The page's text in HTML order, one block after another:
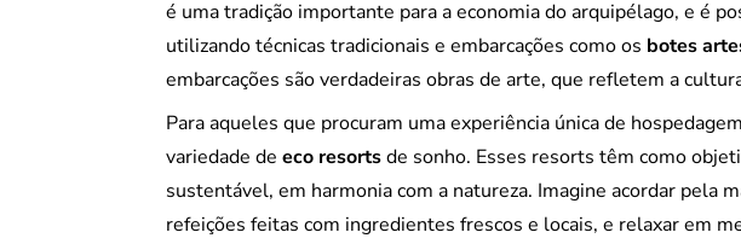
é uma tradição importante para a economia do arquipélago, e é
utilizando técnicas tradicionais e embarcações como os botes
embarcações são verdadeiras obras de arte, que refletem a
Para aqueles que procuram uma experiência única de
variedade de eco resortsde sonho. Esses resorts têm como
sustentável, em harmonia com a natureza. Imagine acordar pela
refeições feitas com ingredientes frescos e locais, e relaxar em